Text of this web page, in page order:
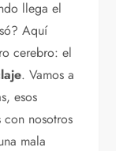
llega el
Aquí
cerebro: el
. Vamos a
esos
con nosotros
mala